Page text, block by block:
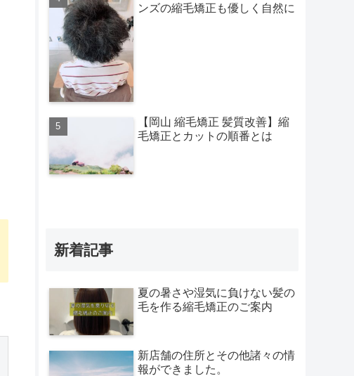
ンズの縮毛矯正も優しく自然に
【岡山 縮毛矯正 髪質改善】縮
毛矯正とカットの順番とは
新着記事
夏の暑さや湿気に負けない髪の
毛を作る縮毛矯正のご案内
新店舗の住所とその他諸々の情
報ができました。